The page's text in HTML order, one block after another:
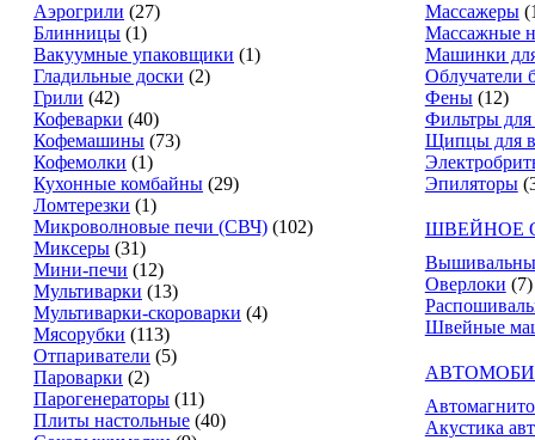
Аэрогрили (27)
Блинницы (1)
Вакуумные упаковщики (1)
Гладильные доски (2)
Грили (42)
Кофеварки (40)
Кофемашины (73)
Кофемолки (1)
Кухонные комбайны (29)
Ломтерезки (1)
Микроволновые печи (СВЧ) (102)
Миксеры (31)
Мини-печи (12)
Мультиварки (13)
Мультиварки-скороварки (4)
Мясорубки (113)
Отпариватели (5)
Пароварки (2)
Парогенераторы (11)
Плиты настольные (40)
Массажеры
Массажные
Машинки
Облучатели
Фены (12)
Фильтры
Щипцы для
Эпиляторы
ШВЕЙНОЕ
Оверлоки (7)
Швейные
Акустика